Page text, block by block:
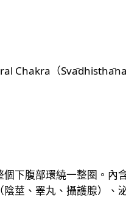
Chakra（Svādhisthāna
下腹部環繞一整圈。內
陰莖、睪丸、攝護腺）